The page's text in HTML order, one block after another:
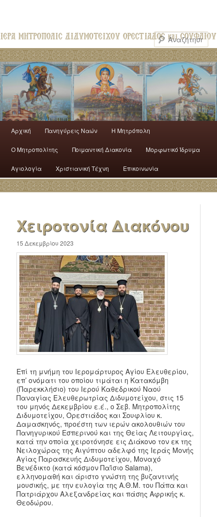
Αρχική Πανηγύρεις Ναών H Mητρόπολη
Ο Mητροπολίτης Ποιμαντική Διακονία Μορφωτικό Ίδρυμα
Αγιολογία Χριστιανική Τέχνη Επικοινωνία
Χειροτονία Διακόνου
15 Δεκεμβρίου 2023
Επί τη μνήμη του Ιερομάρτυρος Αγίου Ελευθερίου,
επ’ ονόματι του οποίου τιμάται η Κατακόμβη
(Παρεκκλήσιο) του Ιερού Καθεδρικού Ναού
Παναγίας Ελευθερωτρίας Διδυμοτείχου, στις 15
του μηνός Δεκεμβρίου ε.έ., ο Σεβ. Μητροπολίτης
Διδυμοτείχου, Ορεστιάδος και Σουφλίου κ.
Δαμασκηνός, προέστη των ιερών ακολουθιών του
Πανηγυρικού Εσπερινού και της Θείας Λειτουργίας,
κατά την οποία χειροτόνησε εις Διάκονο τον εκ της
Νειλοχώρας της Αιγύπτου αδελφό της Ιεράς Μονής
Αγίας Παρασκευής Διδυμοτείχου, Μοναχό
Βενέδικτο (κατά κόσμον Παΐσιο Salama),
ελληνομαθή και άριστο γνώστη της βυζαντινής
μουσικής, με την ευλογία της Α.Θ.Μ. του Πάπα και
Πατριάρχου Αλεξανδρείας και πάσης Αφρικής κ.
Θεοδώρου.